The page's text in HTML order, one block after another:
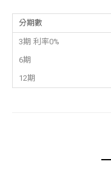
分期數
3期 利率0%
6期
12期